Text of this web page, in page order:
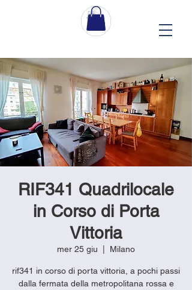
RIF341 Quadrilocale
in Corso di Porta
Vittoria
mer 25 giu Milano
rif341 in corso di porta vittoria, a pochi passi
dalla fermata della metropolitana rossa e